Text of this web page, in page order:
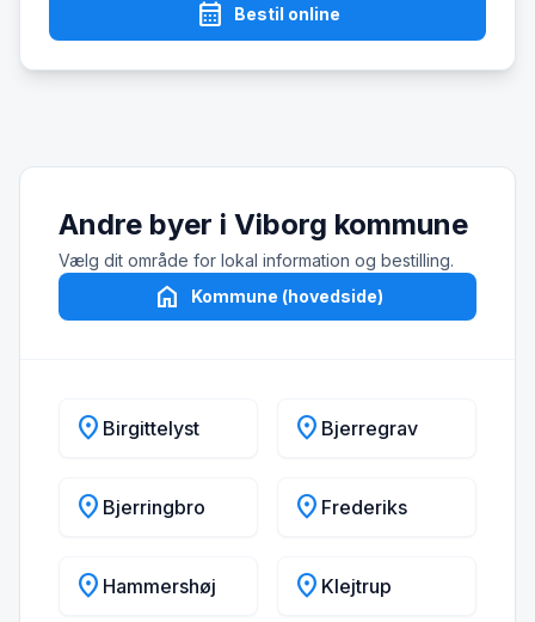
calendar_month Bestil online
Andre byer i Viborg kommune
Vælg dit område for lokal information og bestilling.
home Kommune (hovedside)
location_on Birgittelyst location_on Bjerregrav
location_on Bjerringbro location_on Frederiks
location_on Hammershøj location_on Klejtrup